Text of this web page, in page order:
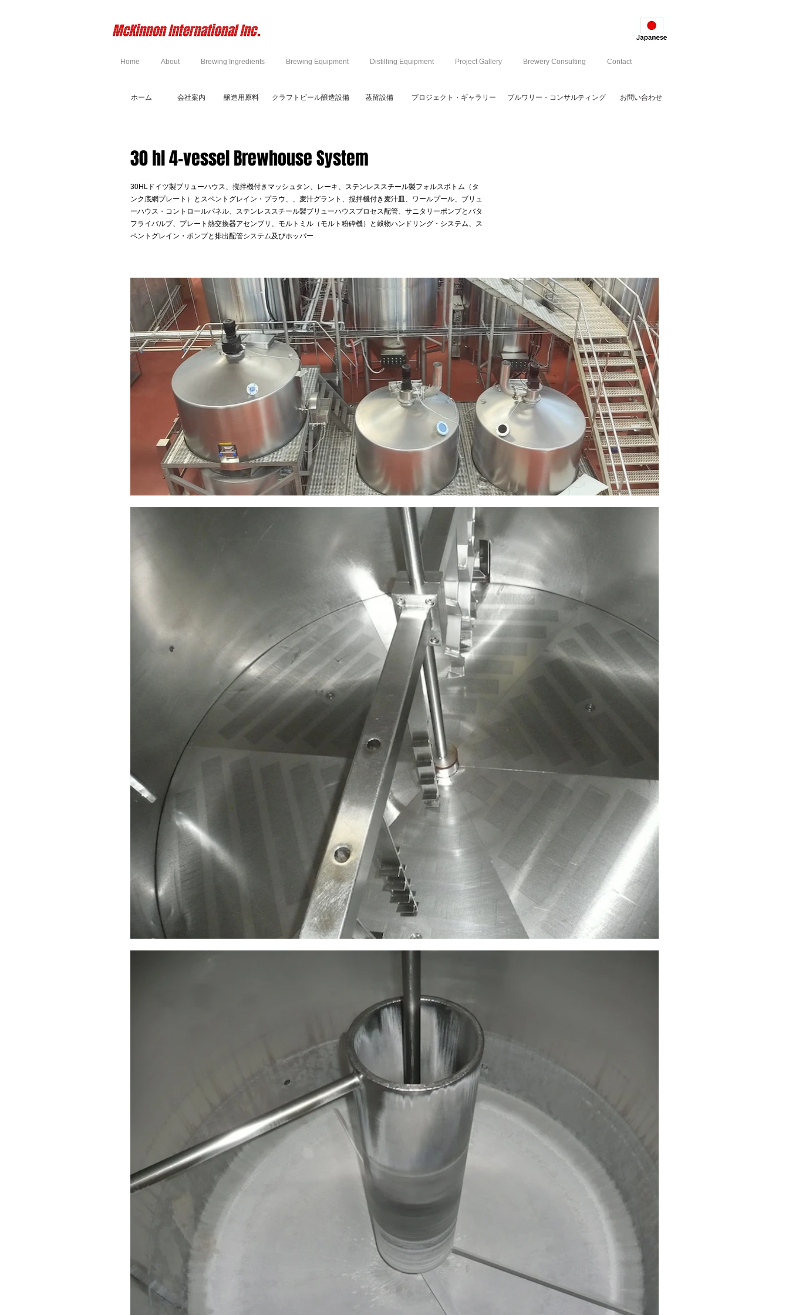
Home About Brewing Ingredients Brewing Equipment Distilling Equipment Project Gallery Brewery Consulting Contact
ホーム 会社案内 醸造用原料 クラフトビール醸造設備 蒸留設備 プロジェクト・ギャラリー ブルワリー・コンサルティング お問い合わせ
30 hl 4-vessel Brewhouse System
30HLドイツ製ブリューハウス、撹拌機付きマッシュタン、レーキ、ステンレススチール製フォルスボトム（タ
ンク底網プレート）とスペントグレイン・プラウ、、麦汁グラント、撹拌機付き麦汁皿、ワールプール、ブリュ
ーハウス・コントロールパネル、ステンレススチール製ブリューハウスプロセス配管、サニタリーポンプとバタ
フライバルブ、プレート熱交換器アセンブリ、モルトミル（モルト粉砕機）と穀物ハンドリング・システム、ス
ペントグレイン・ポンプと排出配管システム及びホッパー